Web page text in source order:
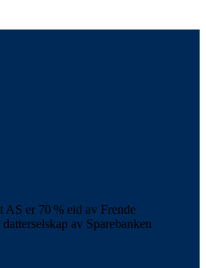
AS er 70 % eid av Frende
av Sparebanken